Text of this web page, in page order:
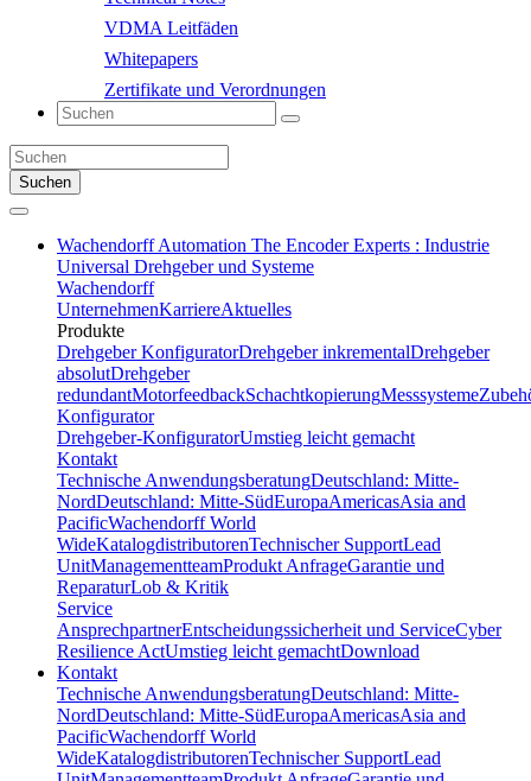
VDMA Leitfäden
Whitepapers
Zertifikate und Verordnungen
Suchen
Wachendorff Automation The Encoder Experts : Industrie
Universal Drehgeber und Systeme
Wachendorff
UnternehmenKarriereAktuelles
Produkte
Drehgeber KonfiguratorDrehgeber inkrementalDrehgeber
absolutDrehgeber
redundantMotorfeedbackSchachtkopierungMesssysteme
Konfigurator
Drehgeber-KonfiguratorUmstieg leicht gemacht
Kontakt
Technische AnwendungsberatungDeutschland: Mitte-
NordDeutschland: Mitte-SüdEuropaAmericasAsia and
PacificWachendorff World
WideKatalogdistributorenTechnischer SupportLead
UnitManagementteamProdukt AnfrageGarantie und
ReparaturLob & Kritik
Service
AnsprechpartnerEntscheidungssicherheit und ServiceCyber
Resilience ActUmstieg leicht gemachtDownload
Kontakt
Technische AnwendungsberatungDeutschland: Mitte-
NordDeutschland: Mitte-SüdEuropaAmericasAsia and
PacificWachendorff World
WideKatalogdistributorenTechnischer SupportLead